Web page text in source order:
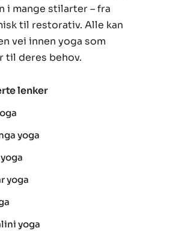
i mange stilarter – fra
til restorativ. Alle kan
vei innen yoga som
til deres behov.
lenker
yoga
yoga
yoga